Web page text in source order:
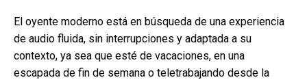
El oyente moderno está en búsqueda de una experiencia
de audio fluida, sin interrupciones y adaptada a su
contexto, ya sea que esté de vacaciones, en una
escapada de fin de semana o teletrabajando desde la